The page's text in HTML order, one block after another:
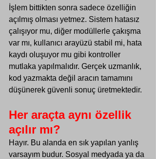
İşlem bittikten sonra sadece özelliğin
açılmış olması yetmez. Sistem hatasız
çalışıyor mu, diğer modüllerle çakışma
var mı, kullanıcı arayüzü stabil mi, hata
kaydı oluşuyor mu gibi kontroller
mutlaka yapılmalıdır. Gerçek uzmanlık,
kod yazmakta değil aracın tamamını
düşünerek güvenli sonuç üretmektedir.
Her araçta aynı özellik
açılır mı?
Hayır. Bu alanda en sık yapılan yanlış
varsayım budur. Sosyal medyada ya da